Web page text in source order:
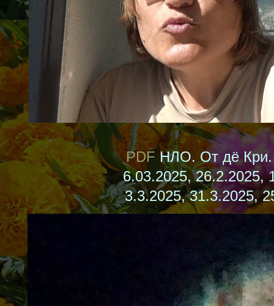
PDF НЛО. От дё Кри.
6.03.2025, 26.2.2025,
3.3.2025, 31.3.2025,